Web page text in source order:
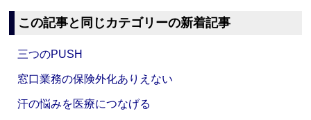
この記事と同じカテゴリーの新着記事
三つのPUSH
窓口業務の保険外化ありえない
汗の悩みを医療につなげる